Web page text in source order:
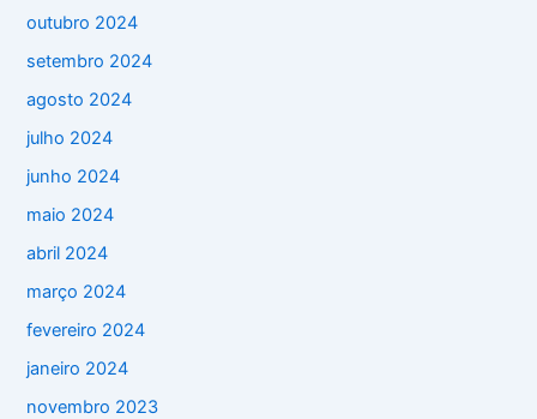
outubro 2024
setembro 2024
agosto 2024
julho 2024
junho 2024
maio 2024
abril 2024
março 2024
fevereiro 2024
janeiro 2024
novembro 2023